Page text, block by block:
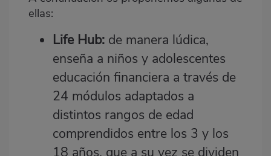
ellas:
Life Hub: de manera lúdica,
enseña a niños y adolescentes
educación financiera a través de
24 módulos adaptados a
distintos rangos de edad
comprendidos entre los 3 y los
18 años, que a su vez se dividen